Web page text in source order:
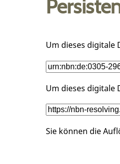
Um dieses digitale
Um dieses digitale
Sie können die